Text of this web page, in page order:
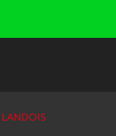
LANDOIS